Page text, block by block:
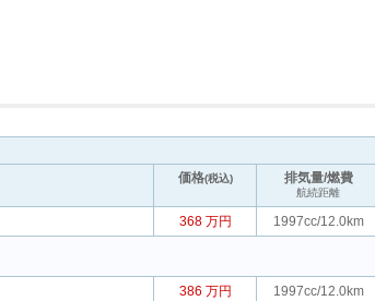
価格(税込) 排気量/燃費
航続距離
368 万円
1997cc/12.0km
386 万円 1997cc/12.0km